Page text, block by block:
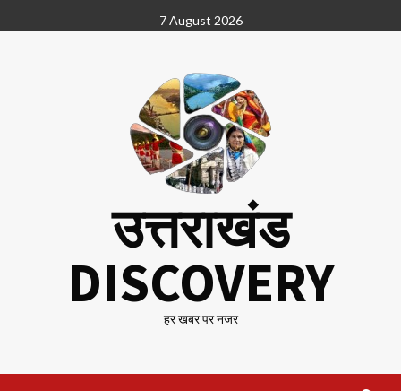
to
7 August 2026
उत्तराखंड
DISCOVERY
हर खबर पर नजर